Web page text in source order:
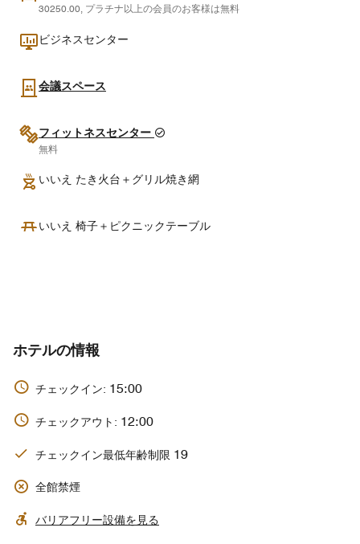
30250.00, プラチナ以上の会員のお客様は無料
ビジネスセンター
会議スペース
フィットネスセンター
無料
いいえ たき火台＋グリル焼き網
いいえ 椅子＋ピクニックテーブル
ホテルの情報
チェックイン: 15:00
チェックアウト: 12:00
チェックイン最低年齢制限 19
全館禁煙
バリアフリー設備を見る